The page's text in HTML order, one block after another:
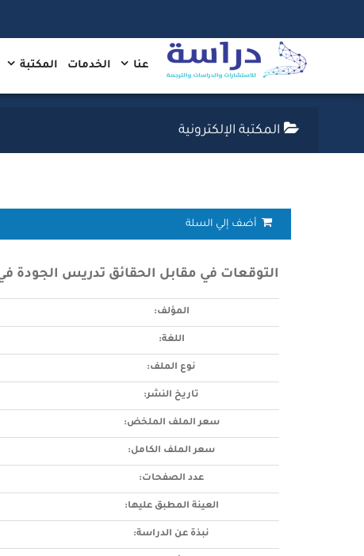
عنا الخدمات المكتبة
المكتبة الإلكترونية
أضف إلي السلة
التوقعات في مقابل الحقائق تدريس الجودة في
المؤلف:
اللغة:
نوع الملف:
تاريخ النشر:
سعر الملف الملخض:
سعر الملف الكامل:
عدد الصفحات:
العينة المطبق عليها:
نبذة عن الدراسة: